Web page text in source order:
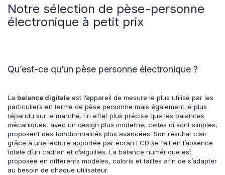
Notre sélection de pèse-personne
électronique à petit prix
Qu’est-ce qu’un pèse personne électronique ?
La balance digitale est l’appareil de mesure le plus utilisé par les
particuliers en terme de pèse personne mais également le plus
répandu sur le marché. En effet plus précise que les balances
mécaniques, avec un design plus moderne, celles ci sont simples,
proposent des fonctionnalités plus avancées. Son résultat clair
grâce à une lecture apportée par écran LCD se fait en l’absence
totale d’un cadran et d’aiguilles. La balance numérique est
proposée en différents modèles, coloris et tailles afin de s’adapter
au besoin de chaque utilisateur.